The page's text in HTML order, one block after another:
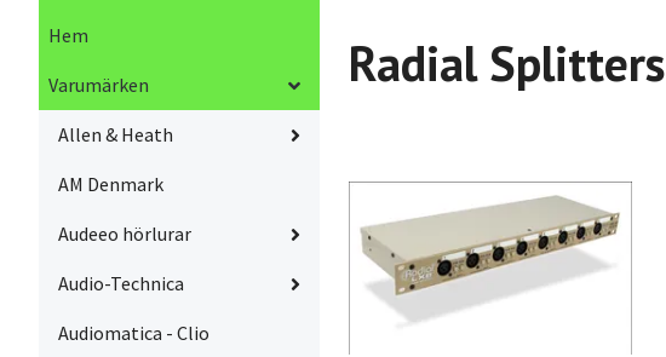
Hem
Varumärken
Allen & Heath
AM Denmark
Audeeo hörlurar
Audio-Technica
Audiomatica - Clio
Radial Splitters